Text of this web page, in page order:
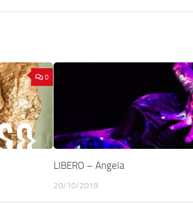
0
LIBERO – Angela
20/10/2019